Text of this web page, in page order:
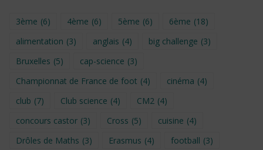
3ème (6) 4ème (6) 5ème (6) 6ème (18)
alimentation (3) anglais (4) big challenge (3)
Bruxelles (5) cap-science (3)
Championnat de France de foot (4) cinéma (4)
club (7) Club science (4) CM2 (4)
concours castor (3) Cross (5) cuisine (4)
Drôles de Maths (3) Erasmus (4) football (3)